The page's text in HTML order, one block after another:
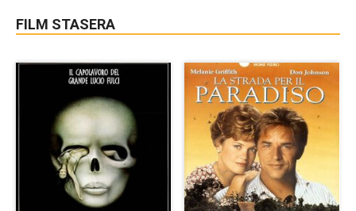
FILM STASERA